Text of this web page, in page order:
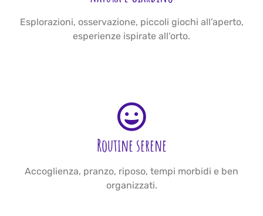
Esplorazioni, osservazione, piccoli giochi all’aperto,
esperienze ispirate all’orto.
Routine serene
Accoglienza, pranzo, riposo, tempi morbidi e ben
organizzati.